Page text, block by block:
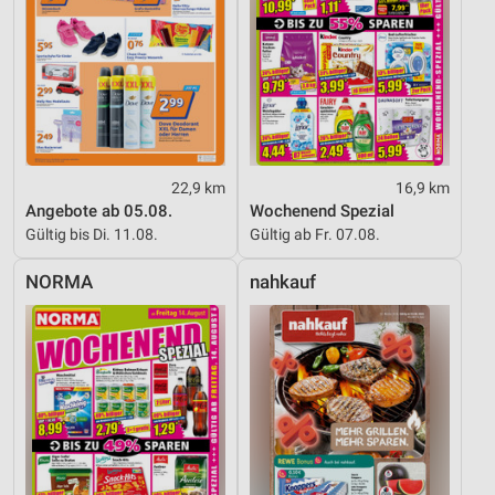
22,9 km
Angebote ab 05.08.
Gültig bis Di. 11.08.
16,9 km
Wochenend Spezial
Gültig ab Fr. 07.08.
NORMA nahkauf
Entwicklung und Verbesserung der Angebote
Verwendung reduzierter Daten zur Auswahl von
Inhalten
IAB-Besonderheiten:
Verwendung genauer Standortdaten
Geräte anhand von aktiv angeforderten
Informationen identifizieren
Performance
Funktional
Werbung